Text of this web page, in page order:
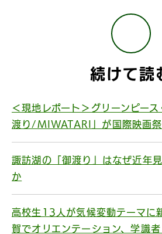
続けて読
＜現地レポート＞グリーンピー
渡り/MIWATARI」が国際映画
諏訪湖の「御渡り」はなぜ近年
か
高校生13人が気候変動テーマに
賀でオリエンテーション、学識